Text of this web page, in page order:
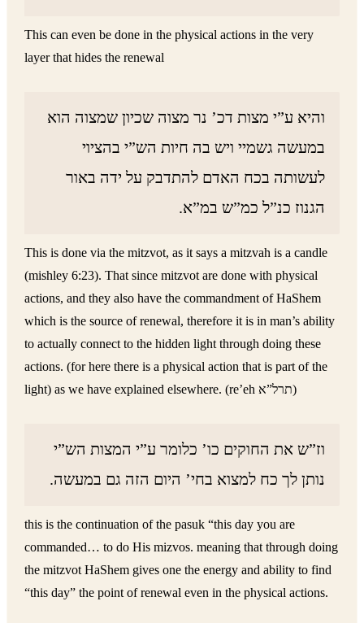
This can even be done in the physical actions in the very
layer that hides the renewal
והיא ע”י מצות דכ’ נר מצוה שכיון שמצוה הוא
במעשה גשמיי ויש בה חיות הש”י בהציוי
לעשותה בכח האדם להתדבק על ידה באור
הגנוז כנ”ל כמ”ש במ”א.
This is done via the mitzvot, as it says a mitzvah is a candle
(mishley 6:23). That since mitzvot are done with physical
actions, and they also have the commandment of HaShem
which is the source of renewal, therefore it is in man’s ability
to actually connect to the hidden light through doing these
actions. (for here there is a physical action that is part of the
light) as we have explained elsewhere. (re’eh תרל”א)
וז”ש את החוקים כו’ כלומר ע”י המצות הש”י
נותן לך כח למצוא בחי’ היום הזה גם במעשה.
this is the continuation of the pasuk “this day you are
commanded… to do His mizvos. meaning that through doing
the mitzvot HaShem gives one the energy and ability to find
“this day” the point of renewal even in the physical actions.